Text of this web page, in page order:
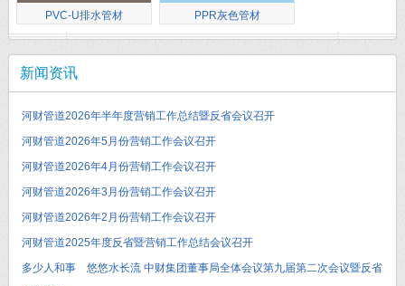
PVC-U排水管材 PPR灰色管材
新闻资讯
河财管道2026年半年度营销工作总结暨反省会议召开
河财管道2026年5月份营销工作会议召开
河财管道2026年4月份营销工作会议召开
河财管道2026年3月份营销工作会议召开
河财管道2026年2月份营销工作会议召开
河财管道2025年度反省暨营销工作总结会议召开
多少人和事 悠悠水长流 中财集团董事局全体会议第九届第二次会议暨反省